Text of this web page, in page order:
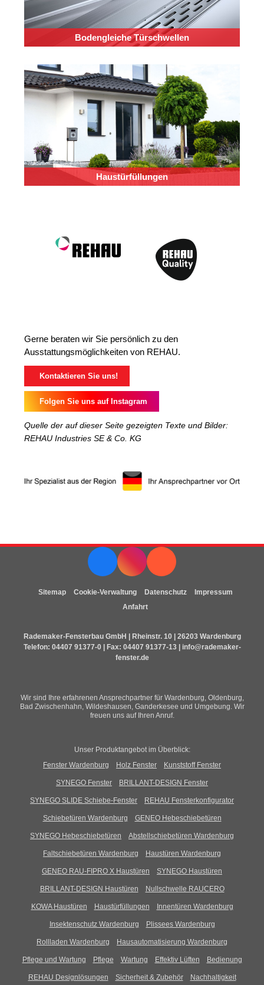
Bodengleiche Türschwellen
Haustürfüllungen
Gerne beraten wir Sie persönlich zu den
Ausstattungsmöglichkeiten von REHAU.
Kontaktieren Sie uns!
Folgen Sie uns auf Instagram
Quelle der auf dieser Seite gezeigten Texte und Bilder:
REHAU Industries SE & Co. KG
Sitemap Cookie-Verwaltung Datenschutz
Impressum
Anfahrt
Rademaker-Fensterbau GmbH | Rheinstr. 10 | 26203 Wardenburg
Telefon: 04407 91377-0| Fax: 04407 91377-13 |
info@rademaker-
fenster.de
Wir sind Ihre erfahrenen Ansprechpartner für Wardenburg, Oldenburg,
Bad Zwischenhahn, Wildeshausen, Ganderkesee und Umgebung. Wir
freuen uns auf Ihren Anruf.
Unser Produktangebot im Überblick:
Fenster Wardenburg
Holz Fenster Kunststoff Fenster
SYNEGO Fenster BRILLANT-DESIGN Fenster
SYNEGO SLIDE Schiebe-Fenster REHAU Fensterkonfigurator
Schiebetüren Wardenburg GENEO Hebeschiebetüren
SYNEGO Hebeschiebetüren Abstellschiebetüren Wardenburg
Faltschiebetüren Wardenburg Haustüren Wardenburg
GENEO RAU-FIPRO X Haustüren SYNEGO Haustüren
BRILLANT-DESIGN Haustüren Nullschwelle RAUCERO
KOWA Haustüren Haustürfüllungen Innentüren Wardenburg
Insektenschutz Wardenburg Plissees Wardenburg
Rollladen Wardenburg Hausautomatisierung Wardenburg
Pflege und Wartung Pflege Wartung Effektiv Lüften Bedienung
REHAU Designlösungen Sicherheit & Zubehör Nachhaltigkeit